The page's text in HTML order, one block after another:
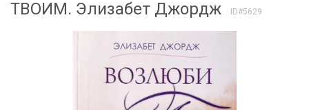
ТВОИМ. Элизабет Джордж
ID#5629